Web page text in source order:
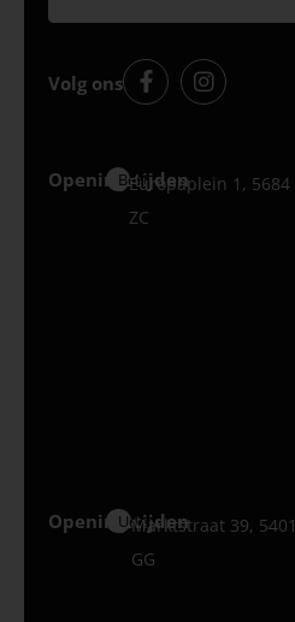
Volg ons
Openingstijden
Best
Europaplein 1, 5684
ZC
Openingstijden
Uden
Marktstraat 39, 5401
GG